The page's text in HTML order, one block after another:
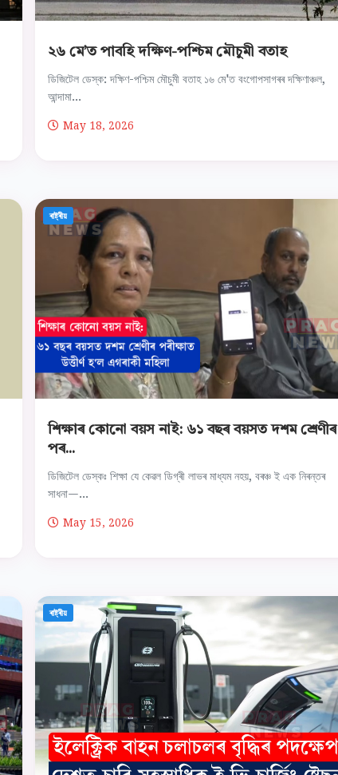
২৬ মে’ত পাবহি দক্ষিণ-পশ্চিম মৌচুমী বতাহ
ডিজিটেল ডেস্ক: দক্ষিণ-পশ্চিম মৌচুমী বতাহ ১৬ মে'ত বংগোপসাগৰৰ দক্ষিণাঞ্চল,
আন্দামা...
May 18, 2026
ৰাষ্ট্ৰীয়
শিক্ষাৰ কোনো বয়স নাই: ৬১ বছৰ বয়সত দশম শ্ৰেণীৰ
পৰ...
ডিজিটেল ডেস্কঃ শিক্ষা যে কেৱল ডিগ্ৰী লাভৰ মাধ্যম নহয়, বৰঞ্চ ই এক নিৰন্তৰ
সাধনা—...
May 15, 2026
ৰাষ্ট্ৰীয়